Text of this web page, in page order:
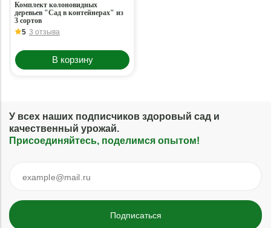
Комплект колоновидных
деревьев "Сад в контейнерах" из
3 сортов
5 3 отзыва
В корзину
У всех наших подписчиков здоровый сад и
качественный урожай.
Присоединяйтесь, поделимся опытом!